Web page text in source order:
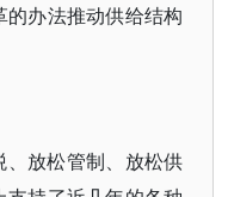
办法推动供给结构
放松管制、放松供